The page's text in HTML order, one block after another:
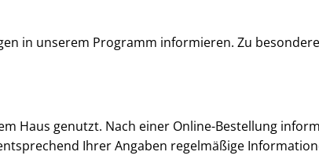
in unserem Programm informieren. Zu
Haus genutzt. Nach einer Online-Bestellung
Ihrer Angaben regelmäßige